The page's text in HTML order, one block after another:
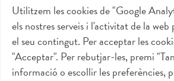
a https://
Utilitzem les cookies de "Google
els nostres serveis i l'activitat de la
el seu contingut. Per acceptar les
"Acceptar". Per rebutjar-les, premi
informació o escollir les preferències,